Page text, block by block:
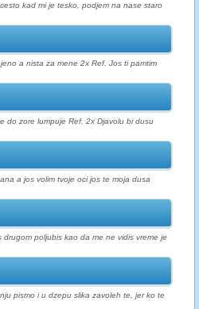
kad mi je tesko, podjem na nase staro
a nista za mene 2x Ref. Jos ti pamtim
do zore lumpuje Ref. 2x Djavolu bi dusu
a jos volim tvoje oci jos te moja dusa
poljubis kao da me ne vidis vreme je
pismo i u dzepu slika zavoleh te, jer ko te